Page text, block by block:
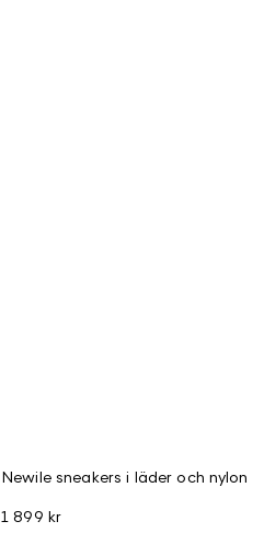
Newile sneakers i läder och nylon
1 899 kr